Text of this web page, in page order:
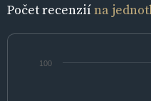
Počet recenziína
100